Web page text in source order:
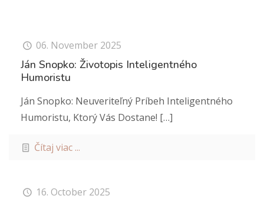
06. November 2025
Ján Snopko: Životopis Inteligentného
Humoristu
Ján Snopko: Neuveriteľný Príbeh Inteligentného
Humoristu, Ktorý Vás Dostane! […]
Čítaj viac ...
16. October 2025